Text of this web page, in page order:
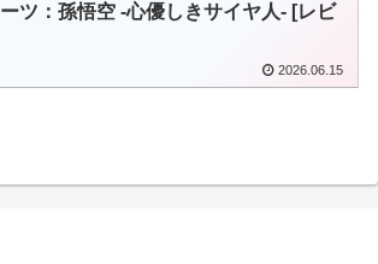
ツ：孫悟空 -心優しきサイヤ人- [レビ
2026.06.15